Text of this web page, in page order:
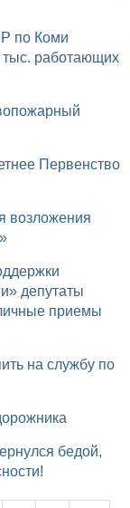
тыс. работающих
депутаты
приемы